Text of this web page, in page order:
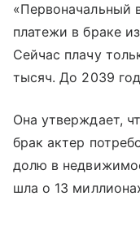
«Первоначальный
платежи в браке
Сейчас плачу
тысяч. До 2039
Она утверждает,
брак актер
долю в
шла о 13